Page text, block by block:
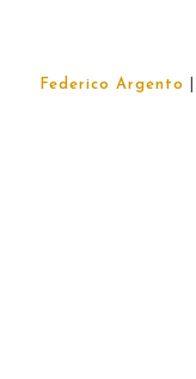
Federico Argento